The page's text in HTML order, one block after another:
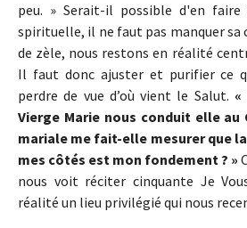
peu. » Serait-il possible d'en
spirituelle, il ne faut pas manquer sa
de zèle, nous restons en réalité
Il faut donc ajuster et purifier ce
perdre de vue d’où vient le Salut.
Vierge Marie nous conduit elle au
mariale me fait-elle mesurer que
mes côtés est mon fondement ? »
nous voit réciter cinquante Je
réalité un lieu privilégié qui nous